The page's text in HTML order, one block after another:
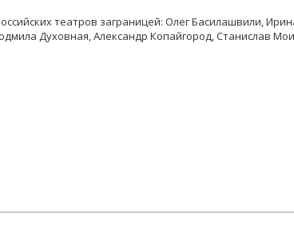
театров заграницей: Олег Басилашвили,
Духовная, Александр Копайгород, Станислав